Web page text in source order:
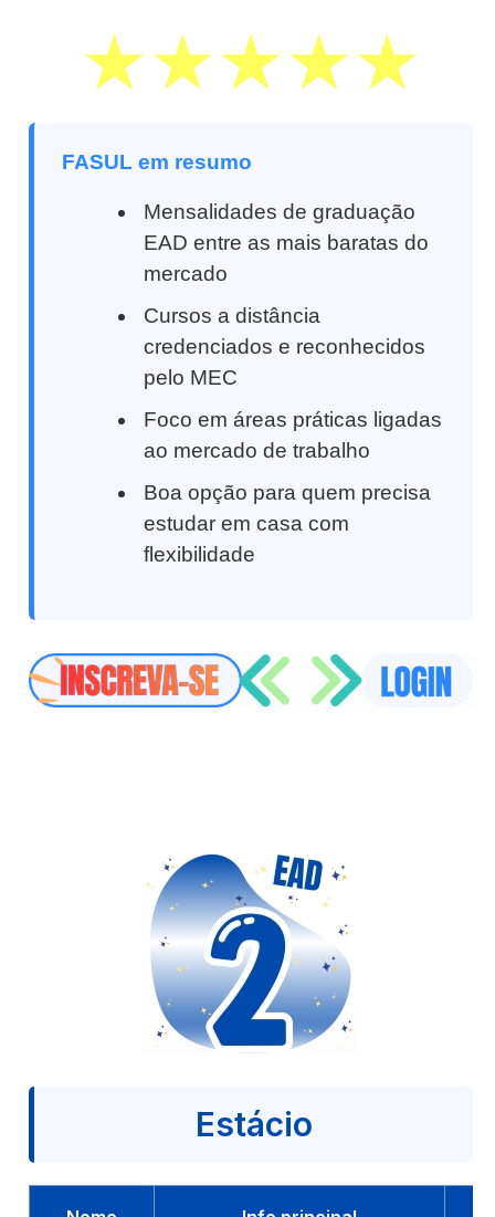
FASUL em resumo
Mensalidades de graduação
EAD entre as mais baratas do
mercado
Cursos a distância
credenciados e reconhecidos
pelo MEC
Foco em áreas práticas ligadas
ao mercado de trabalho
Boa opção para quem precisa
estudar em casa com
flexibilidade
Estácio